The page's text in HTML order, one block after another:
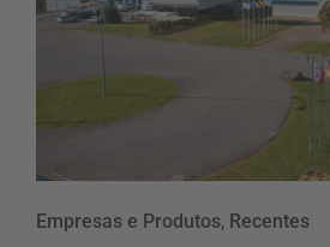
Empresas e Produtos, Recentes